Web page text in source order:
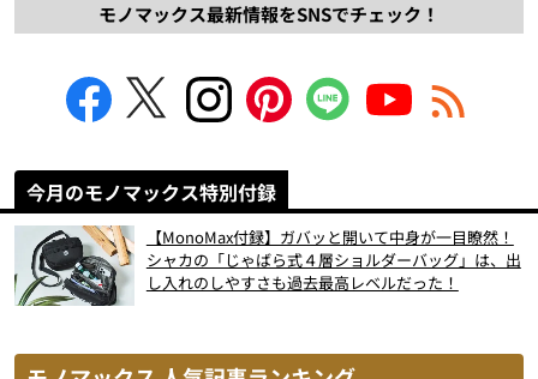
モノマックス最新情報をSNSでチェック！
今月のモノマックス特別付録
【MonoMax付録】ガバッと開いて中身が一目瞭然！
シャカの「じゃばら式４層ショルダーバッグ」は、出
し入れのしやすさも過去最高レベルだった！